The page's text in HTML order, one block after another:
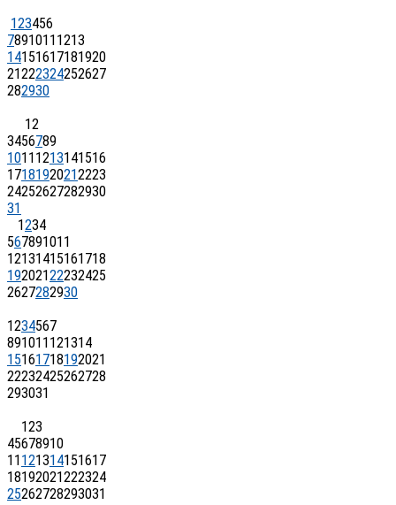
123456
7891011 1213
14151617181920
21222324252627
282930
12
3456789
1011 1213141516
17181920212223
24252627282930
31
1234
567891011
12131415161718
19202122232425
2627282930
1234567
891011 121314
15161718192021
22232425262728
293031
123
45678910
11 121314151617
18192021222324
25262728293031